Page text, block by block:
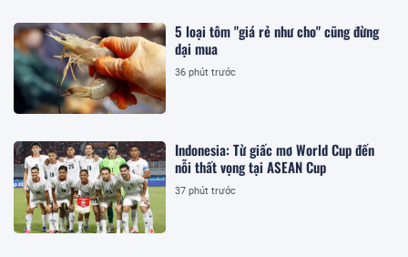
5 loại tôm "giá rẻ như cho" cũng đừng
dại mua
36 phút trước
Indonesia: Từ giấc mơ World Cup đến
nỗi thất vọng tại ASEAN Cup
37 phút trước